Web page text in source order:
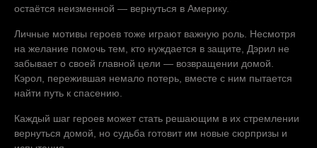
остаётся неизменной — вернуться в Америку.
Личные мотивы героев тоже играют важную роль. Несмотря
на желание помочь тем, кто нуждается в защите, Дэрил не
забывает о своей главной цели — возвращении домой.
Кэрол, пережившая немало потерь, вместе с ним пытается
найти путь к спасению.
Каждый шаг героев может стать решающим в их стремлении
вернуться домой, но судьба готовит им новые сюрпризы и